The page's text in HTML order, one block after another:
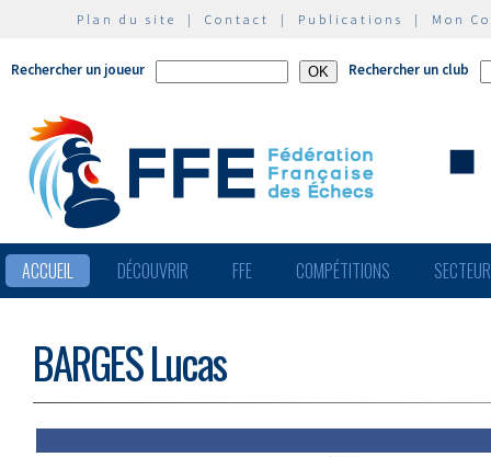
Plan du site | Contact | Publications | Mon
Rechercher un joueur Rechercher un club
ACCUEIL DÉCOUVRIR FFE COMPÉTITIONS
BARGES Lucas